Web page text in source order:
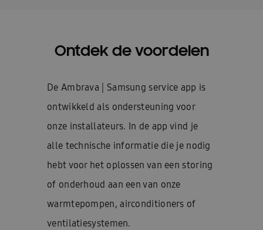
Ontdek de voordelen
De Ambrava | Samsung service app is
ontwikkeld als ondersteuning voor
onze installateurs. In de app vind je
alle technische informatie die je nodig
hebt voor het oplossen van een storing
of onderhoud aan een van onze
warmtepompen, airconditioners of
ventilatiesystemen.